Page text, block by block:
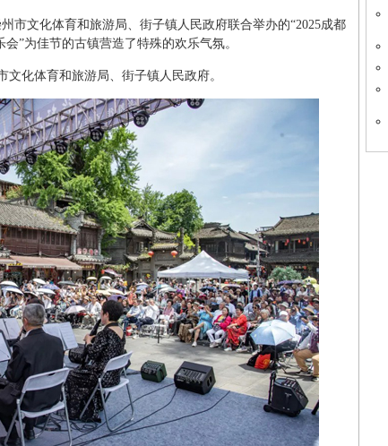
市文化体育和旅游局、街子镇人民政府联合举办的“2025成都
”为佳节的古镇营造了特殊的欢乐气氛。
化体育和旅游局、街子镇人民政府。